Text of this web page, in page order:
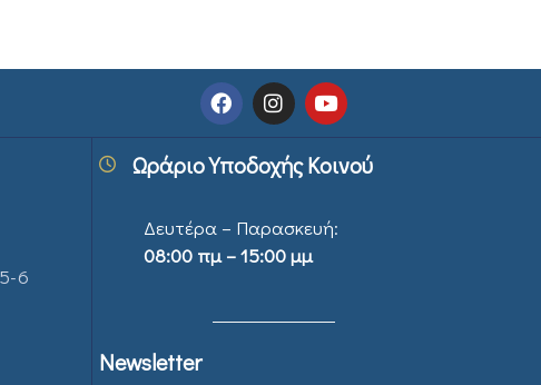
6
Ωράριο Υποδοχής Κοινού
Δευτέρα – Παρασκευή:
08:00 πμ – 15:00 μμ
Newsletter